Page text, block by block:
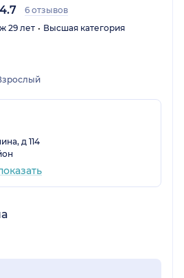
4.7
6 отзывов
29 лет
Высшая категория
д 114